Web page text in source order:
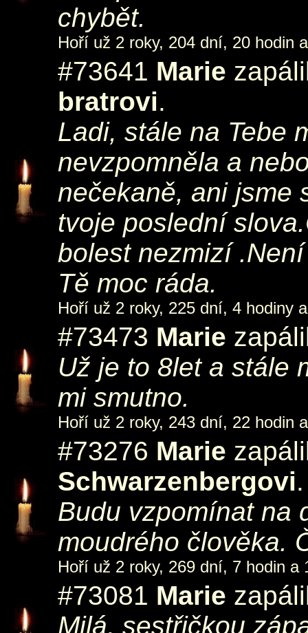
chybět.
Hoří už 2 roky, 204 dní, 20 hodin
#73641 Marie
bratrovi.
Ladi, stále na Tebe
nevzpomněla a
nečekaně, ani jsme
tvoje poslední
bolest nezmizí
Tě moc ráda.
Hoří už 2 roky, 225 dní, 4 hodiny
#73473 Marie
Už je to 8let a stále
mi smutno.
Hoří už 2 roky, 243 dní, 22 hodin
#73276 Marie
Schwarzenbergovi.
Budu vzpomínat na
moudrého člověka.
Hoří už 2 roky, 269 dní, 7 hodin a
#73081 Marie
Milá, sestřičkou